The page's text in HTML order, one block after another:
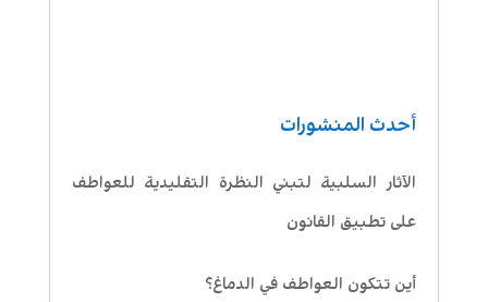
أحدث المنشورات
الآثار السلبية لتبني النظرة التقليدية للعواطف
على تطبيق القانون
أين تتكون العواطف في الدماغ؟